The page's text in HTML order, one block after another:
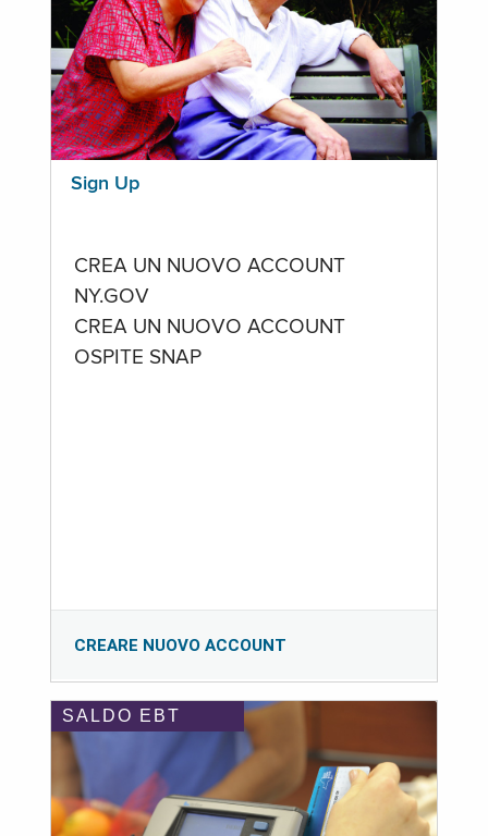
Sign Up
CREA UN NUOVO ACCOUNT
NY.GOV
CREA UN NUOVO ACCOUNT
OSPITE SNAP
CREARE NUOVO ACCOUNT
SALDO EBT